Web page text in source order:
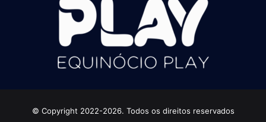
© Copyright 2022-2026. Todos os direitos reservados